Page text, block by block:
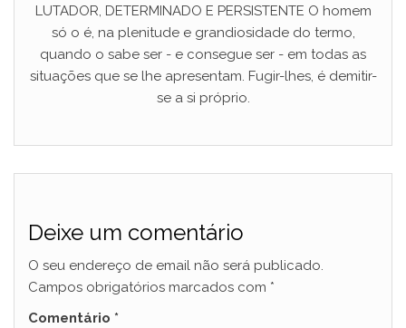
LUTADOR, DETERMINADO E PERSISTENTE O homem
só o é, na plenitude e grandiosidade do termo,
quando o sabe ser - e consegue ser - em todas as
situações que se lhe apresentam. Fugir-lhes, é demitir-
se a si próprio.
Deixe um comentário
O seu endereço de email não será publicado.
Campos obrigatórios marcados com *
Comentário *